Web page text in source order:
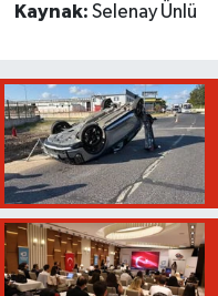
Kaynak: Selenay Ünlü